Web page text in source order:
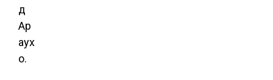
д
Ар
аух
о.